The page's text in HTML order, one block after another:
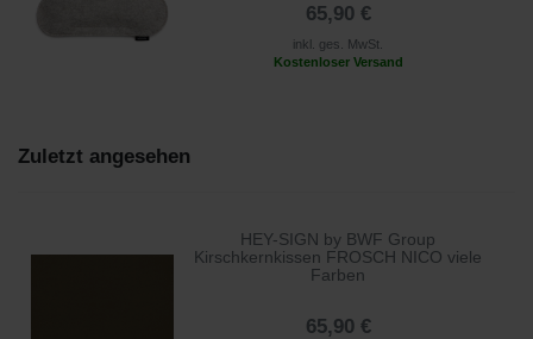
65,90 €
inkl. ges. MwSt.
Kostenloser Versand
Zuletzt angesehen
HEY-SIGN by BWF Group
Kirschkernkissen FROSCH NICO viele
Farben
65,90 €